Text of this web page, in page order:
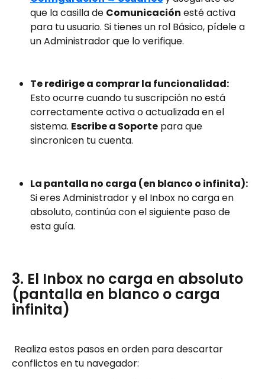
que la casilla de Comunicación esté activa
para tu usuario. Si tienes un rol Básico, pídele a
un Administrador que lo verifique.
Te redirige a comprar la funcionalidad:
Esto ocurre cuando tu suscripción no está
correctamente activa o actualizada en el
sistema. Escribe a Soporte para que
sincronicen tu cuenta.
La pantalla no carga (en blanco o infinita):
Si eres Administrador y el Inbox no carga en
absoluto, continúa con el siguiente paso de
esta guía.
3. El Inbox no carga en absoluto
(pantalla en blanco o carga
infinita)
conflictos en tu navegador: